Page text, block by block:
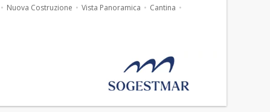
Nuova Costruzione Vista Panoramica
Cantina